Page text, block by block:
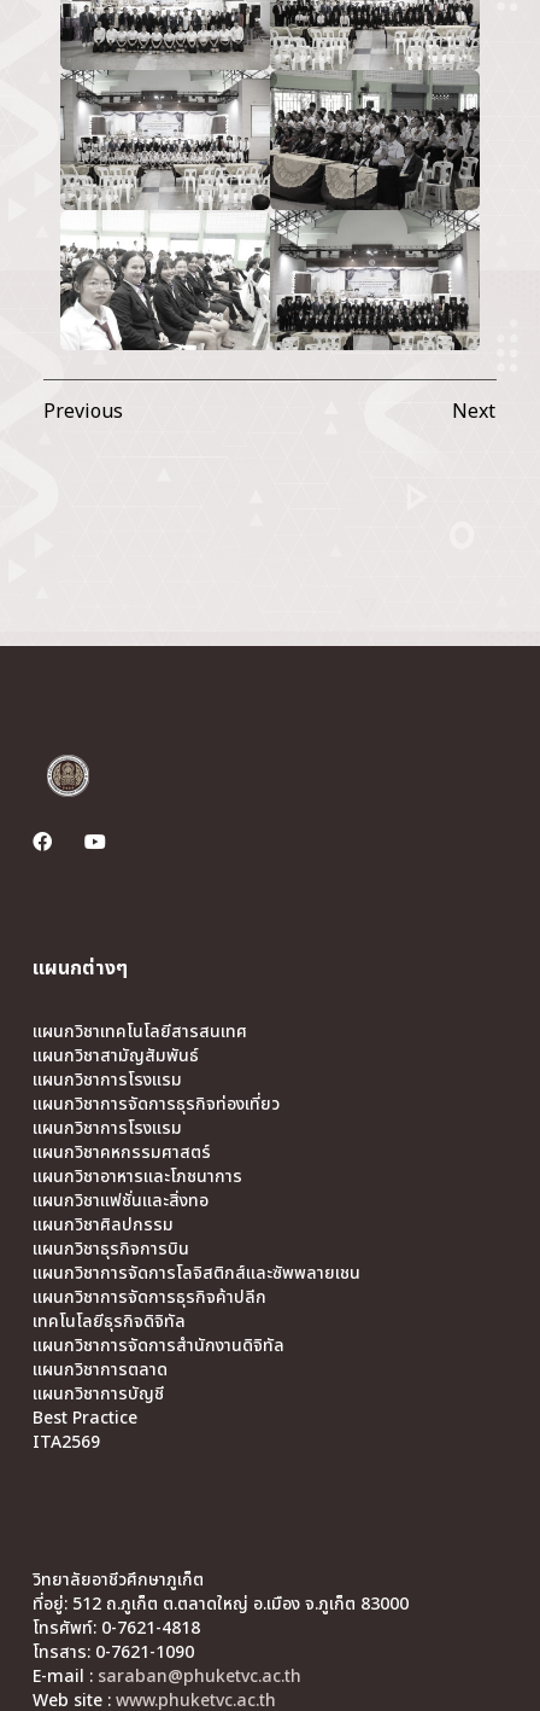
Previous Next
แผนกต่างๆ
แผนกวิชาเทคโนโลยีสารสนเทศ
แผนกวิชาสามัญสัมพันธ์
แผนกวิชาการโรงแรม
แผนกวิชาการจัดการธุรกิจท่องเที่ยว
แผนกวิชาการโรงแรม
แผนกวิชาคหกรรมศาสตร์
แผนกวิชาอาหารและโภชนาการ
แผนกวิชาแฟชั่นและสิ่งทอ
แผนกวิชาศิลปกรรม
แผนกวิชาธุรกิจการบิน
แผนกวิชาการจัดการโลจิสติกส์และซัพพลายเชน
แผนกวิชาการจัดการธุรกิจค้าปลีก
เทคโนโลยีธุรกิจดิจิทัล
แผนกวิชาการจัดการสำนักงานดิจิทัล
แผนกวิชาการตลาด
แผนกวิชาการบัญชี
Best Practice
ITA2569
วิทยาลัยอาชีวศึกษาภูเก็ต
ที่อยู่: 512 ถ.ภูเก็ต ต.ตลาดใหญ่ อ.เมือง จ.ภูเก็ต 83000
โทรศัพท์: 0-7621-4818
โทรสาร: 0-7621-1090
E-mail : saraban@phuketvc.ac.th
Web site :www.phuketvc.ac.th